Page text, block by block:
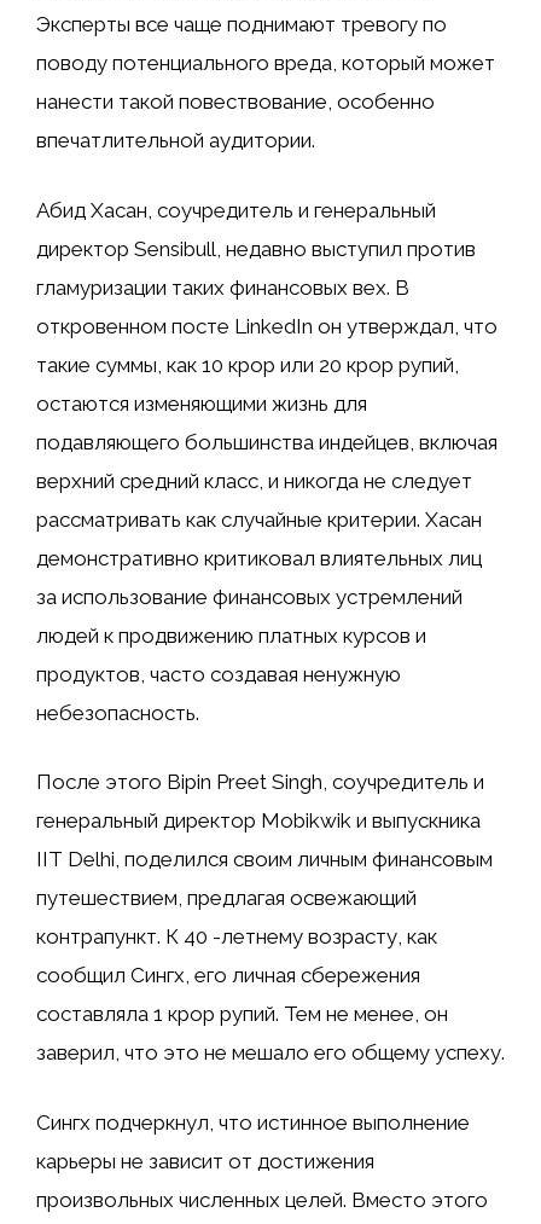
Эксперты все чаще поднимают тревогу по
поводу потенциального вреда, который может
нанести такой повествование, особенно
впечатлительной аудитории.
Абид Хасан, соучредитель и генеральный
директор Sensibull, недавно выступил против
гламуризации таких финансовых вех. В
откровенном посте LinkedIn он утверждал, что
такие суммы, как 10 крор или 20 крор рупий,
остаются изменяющими жизнь для
подавляющего большинства индейцев, включая
верхний средний класс, и никогда не следует
рассматривать как случайные критерии. Хасан
демонстративно критиковал влиятельных лиц
за использование финансовых устремлений
людей к продвижению платных курсов и
продуктов, часто создавая ненужную
небезопасность.
После этого Bipin Preet Singh, соучредитель и
генеральный директор Mobikwik и выпускника
IIT Delhi, поделился своим личным финансовым
путешествием, предлагая освежающий
контрапункт. К 40 -летнему возрасту, как
сообщил Сингх, его личная сбережения
составляла 1 крор рупий. Тем не менее, он
заверил, что это не мешало его общему успеху.
Сингх подчеркнул, что истинное выполнение
карьеры не зависит от достижения
произвольных численных целей. Вместо этого